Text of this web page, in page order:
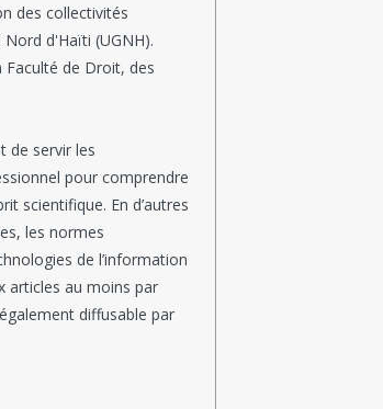
des collectivités
d'Haïti (UGNH).
de Droit, des
de servir les
pour comprendre
scientifique. En d’autres
les normes
de l’information
articles au moins par
diffusable par